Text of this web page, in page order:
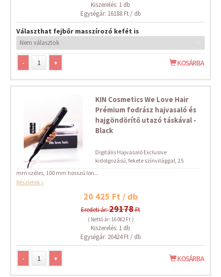
Kiszerelés: 1 db
Egységár: 16188 Ft / db
Választhat fejbőr masszírozó kefét is
- + KOSÁRBA
KIN Cosmetics We Love Hair
Prémium fodrász hajvasaló és
hajgöndörítő utazó táskával -
Black
Digitális Hajvasaló Exclusive
kidolgozású, fekete színvilággal, 25
mm széles, 100 mm hosszú Ion...
Részletek »
20 425 Ft / db
Eredeti ár:29178Ft
( Nettó ár: 16 082 Ft )
Kiszerelés: 1 db
Egységár: 20424 Ft / db
- + KOSÁRBA